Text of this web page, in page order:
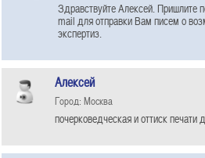
Здравствуйте Алексей. Пришлите
mail для отправки Вам писем о
экспертиз.
Алексей
Город: Москва
почерковедческая и оттиск